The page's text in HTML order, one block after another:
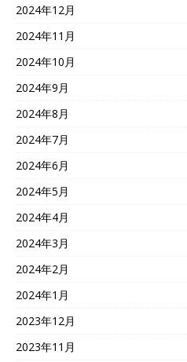
2024年12月
2024年11月
2024年10月
2024年9月
2024年8月
2024年7月
2024年6月
2024年5月
2024年4月
2024年3月
2024年2月
2024年1月
2023年12月
2023年11月